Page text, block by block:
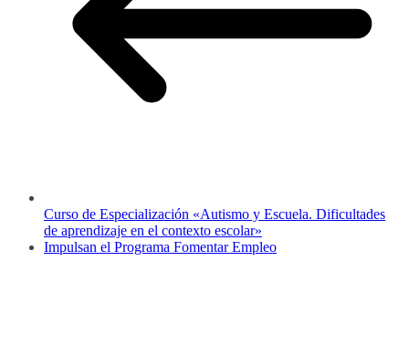
Curso de Especialización «Autismo y Escuela. Dificultades
de aprendizaje en el contexto escolar»
Impulsan el Programa Fomentar Empleo